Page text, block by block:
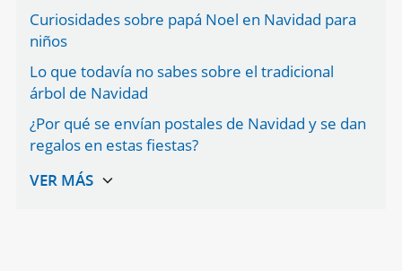
Curiosidades sobre papá Noel en Navidad para
niños
Lo que todavía no sabes sobre el tradicional
árbol de Navidad
¿Por qué se envían postales de Navidad y se dan
regalos en estas fiestas?